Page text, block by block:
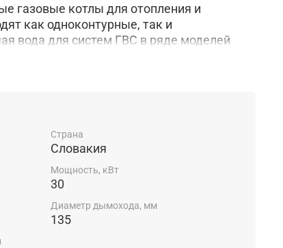
газовые котлы для отопления и
как одноконтурные, так и
вода для систем ГВС в ряде моделей
накопительном бойлере, в других -
теплообменника.
серии Пантера - небольшой размер,
КПД и повышенную степень
и многолетний опыт компании
и эффективность работы всех
по производительности сделали эту
Страна
Словакия
Мощность, кВт
30
Диаметр дымохода, мм
135